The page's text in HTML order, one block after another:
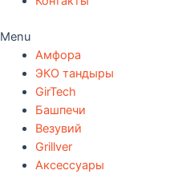
Menu
Амфора
ЭКО тандыры
GirTech
Башпечи
Везувий
Grillver
Аксессуары